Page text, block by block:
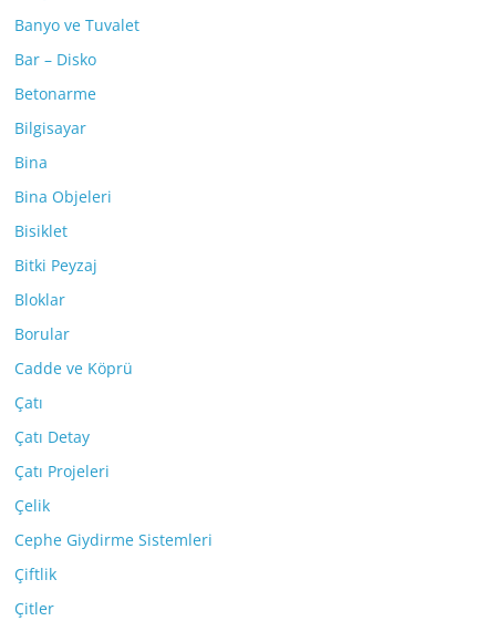
Banyo ve Tuvalet
Bar – Disko
Betonarme
Bilgisayar
Bina
Bina Objeleri
Bisiklet
Bitki Peyzaj
Bloklar
Borular
Cadde ve Köprü
Çatı
Çatı Detay
Çatı Projeleri
Çelik
Cephe Giydirme Sistemleri
Çiftlik
Çitler